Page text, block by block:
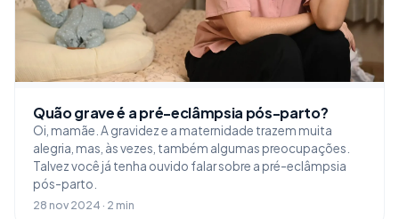
Quão grave é a pré-eclâmpsia pós-parto?
Oi, mamãe. A gravidez e a maternidade trazem muita
alegria, mas, às vezes, também algumas preocupações.
Talvez você já tenha ouvido falar sobre a pré-eclâmpsia
pós-parto.
28 nov 2024 · 2 min